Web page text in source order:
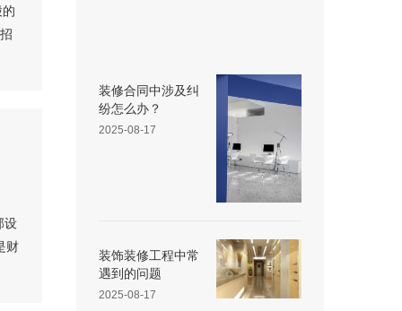
设
财
装修合同中涉及纠
纷怎么办？
2025-08-17
装饰装修工程中常
遇到的问题
2025-08-17